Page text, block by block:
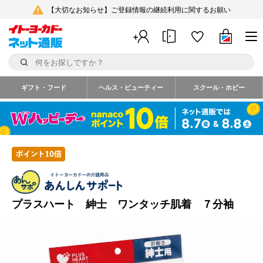
【大切なお知らせ】ご登録情報の継続利用に関するお願い
ギフト・フード ヘルス・ビューティー スクール・ホビー
プラスハート 紳士 ワンタッチ肌着 ７分袖